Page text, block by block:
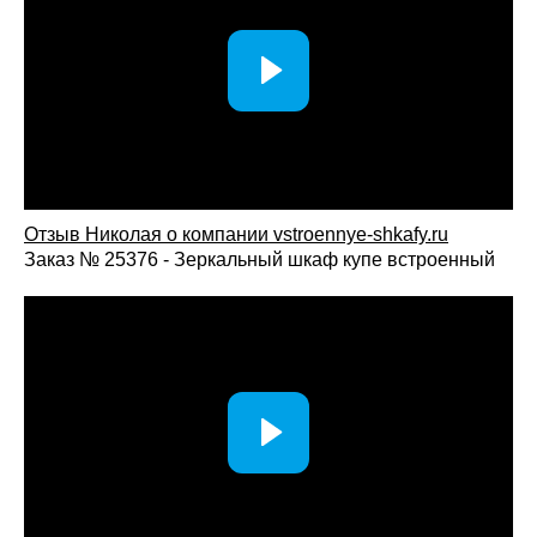
произведёт точные замеры помещения и предложит
оптимальную конфигурацию.
расположение рабочей зоны, оформление фасадов,
изготовления.
Изготовление, доставка и монтаж — быстрая и
аккуратная установка с гарантией качества.
использованию углового пространства конструкция
помогает сохранить свободную площадь комнаты,
обеспечивая комфорт как для хранения вещей, так и для
Отзыв Николая о компании vstroennye-shkafy.ru
Заказ № 25376 - Зеркальный шкаф купе встроенный